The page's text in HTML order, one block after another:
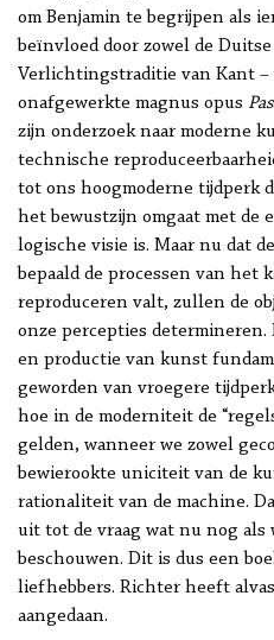
om Benjamin te begrijpen als
beïnvloed door zowel de
Verlichtingstraditie van Kant –
onafgewerkte magnus opus
zijn onderzoek naar moderne
technische
tot ons hoogmoderne tijdperk
het bewustzijn omgaat met de
logische visie is. Maar nu dat
bepaald de processen van het
reproduceren valt, zullen de
onze percepties determineren.
en productie van kunst
geworden van vroegere
hoe in de moderniteit de
gelden, wanneer we zowel
bewierookte uniciteit van de
rationaliteit van de machine.
uit tot de vraag wat nu nog
beschouwen. Dit is dus een
liefhebbers. Richter heeft
aangedaan.